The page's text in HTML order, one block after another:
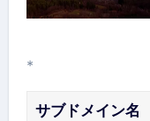
*
サブドメイン名